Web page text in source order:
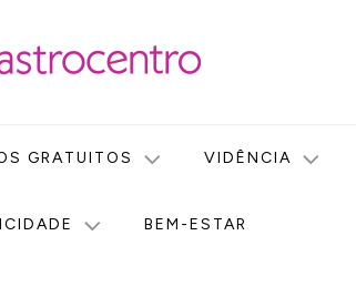
GRATUITOS VIDÊNCIA
BEM-ESTAR